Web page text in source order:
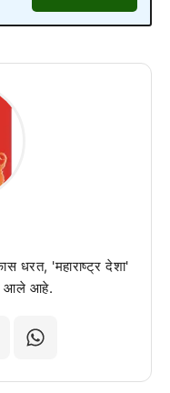
धरत, 'महाराष्ट्र देशा'
आले आहे.